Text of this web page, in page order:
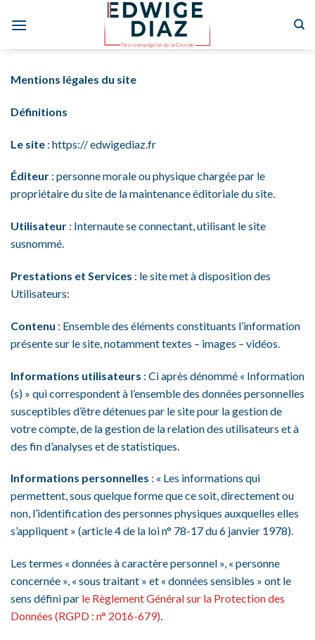
Mentions légales du site
Définitions
Le site : https:// edwigediaz.fr
Éditeur : personne morale ou physique chargée par le
propriétaire du site de la maintenance éditoriale du site.
Utilisateur : Internaute se connectant, utilisant le site
susnommé.
Prestations et Services : le site met à disposition des
Utilisateurs:
Contenu : Ensemble des éléments constituants l’information
présente sur le site, notamment textes – images – vidéos.
Informations utilisateurs : Ci après dénommé « Information
(s) » qui correspondent à l’ensemble des données personnelles
susceptibles d’être détenues par le site pour la gestion de
votre compte, de la gestion de la relation des utilisateurs et à
des fin d’analyses et de statistiques.
Informations personnelles : « Les informations qui
permettent, sous quelque forme que ce soit, directement ou
non, l’identification des personnes physiques auxquelles elles
s’appliquent » (article 4 de la loi n° 78-17 du 6 janvier 1978).
Les termes « données à caractère personnel », « personne
concernée », « sous traitant » et « données sensibles » ont le
sens défini par le Règlement Général sur la Protection des
Données (RGPD : n° 2016-679).